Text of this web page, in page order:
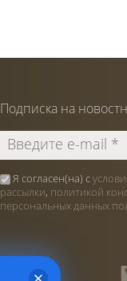
Подписка на
Я согласен(на) с
рассылки, политикой
персональных данных